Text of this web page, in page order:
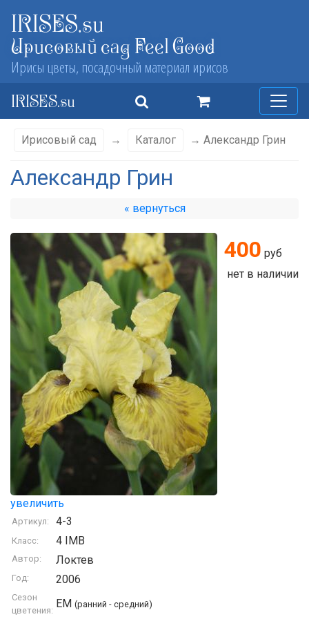
IRISES.su
Ирисовый сад Feel Good
Ирисы цветы, посадочный материал ирисов
IRISES.su
Ирисовый сад → Каталог → Александр Грин
Александр Грин
« вернуться
увеличить
400 руб
нет в наличии
Артикул: 4-3
Класс: 4 IMB
Автор: Локтев
Год: 2006
Сезон
цветения:
EM (ранний - средний)